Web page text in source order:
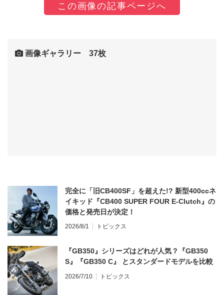
この画像の記事ページへ
画像ギャラリー 37枚
完全に「旧CB400SF」を超えた!? 新型400ccネ
イキッド『CB400 SUPER FOUR E-Clutch』の
価格と発売日が決定！
2026/8/1 トピックス
『GB350』シリーズはどれが人気？『GB350
S』『GB350 C』 とスタンダードモデルを比較
2026/7/10 トピックス